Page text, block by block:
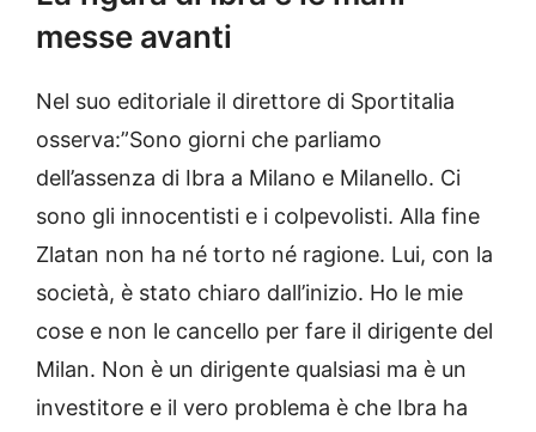
messe avanti
Nel suo editoriale il direttore di Sportitalia
osserva:”Sono giorni che parliamo
dell’assenza di Ibra a Milano e Milanello. Ci
sono gli innocentisti e i colpevolisti. Alla fine
Zlatan non ha né torto né ragione. Lui, con la
società, è stato chiaro dall’inizio. Ho le mie
cose e non le cancello per fare il dirigente del
Milan. Non è un dirigente qualsiasi ma è un
investitore e il vero problema è che Ibra ha